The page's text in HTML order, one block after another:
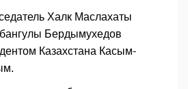
Халк Маслахаты
Бердымухедов
Казахстана Касым-